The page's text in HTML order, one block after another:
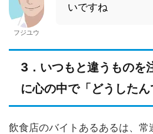
フジユウ
いですね
3．いつもと違うものを
に心の中で「どうしたん
飲食店のバイトあるあるは、常